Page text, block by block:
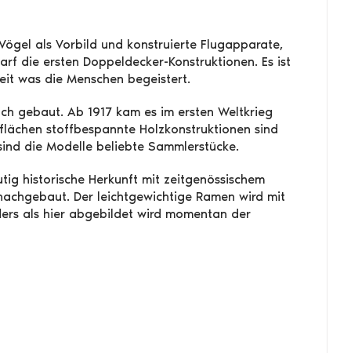
als Vorbild und konstruierte Flugapparate,
die ersten Doppeldecker-Konstruktionen. Es ist
was die Menschen begeistert.
gebaut. Ab 1917 kam es im ersten Weltkrieg
stoffbespannte Holzkonstruktionen sind
die Modelle beliebte Sammlerstücke.
historische Herkunft mit zeitgenössischem
Der leichtgewichtige Ramen wird mit
als hier abgebildet wird momentan der